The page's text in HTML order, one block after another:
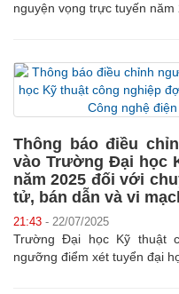
nguyện vọng trực tuyến năm
Thông báo điều
vào Trường Đại học
năm 2025 đối với
tử, bán dẫn và vi
21:43 - 22/07/2025
Trường Đại học Kỹ thuật
ngưỡng điểm xét tuyển đại